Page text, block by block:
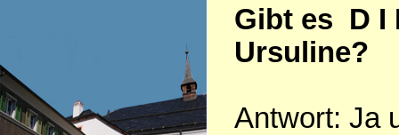
Gibt es D I
Ursuline?
Antwort: Ja